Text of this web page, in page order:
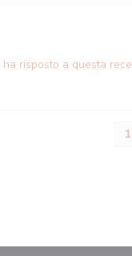
ha risposto a questa
1